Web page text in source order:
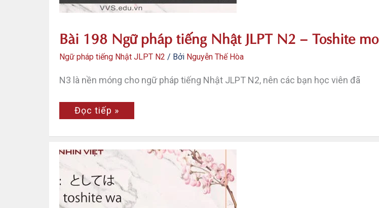
Bài 198 Ngữ pháp tiếng Nhật JLPT N2 – Toshite mo
Ngữ pháp tiếng Nhật JLPT N2 / Bởi Nguyễn Thế Hòa
N3 là nền móng cho ngữ pháp tiếng Nhật JLPT N2, nên các bạn học viên đã
Bài
198
pháp
Nhật
N2
–
Toshite
mo
Đọc tiếp »